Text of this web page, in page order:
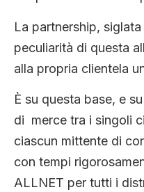
La partnership,
peculiarità di questa
alla propria clientela
È su questa base, e
di merce tra i singoli
ciascun mittente di
con tempi
ALLNET per tutti i